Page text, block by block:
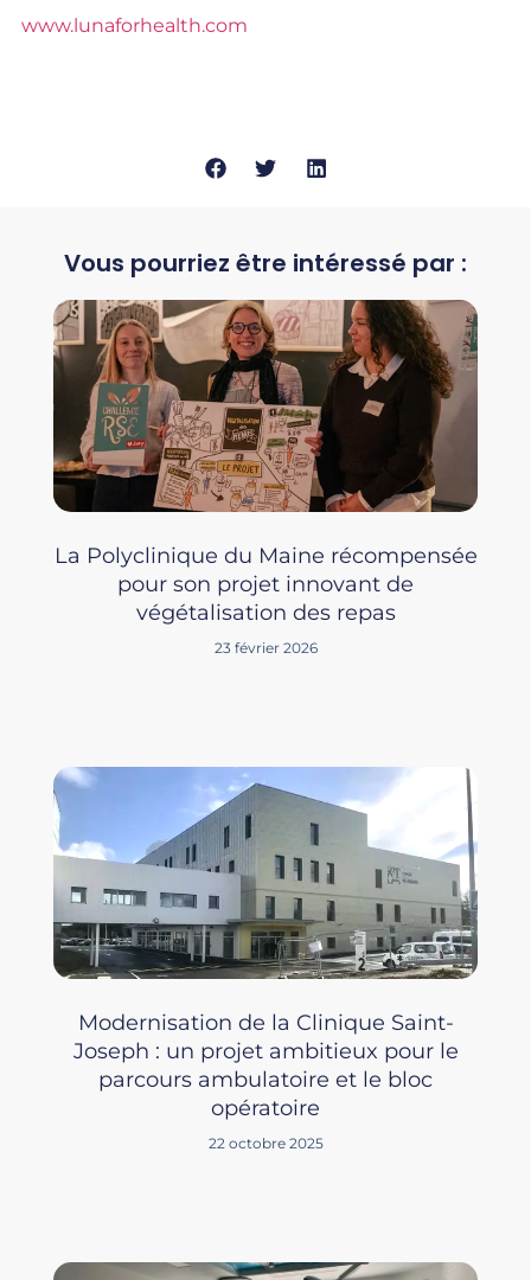
www.lunaforhealth.com
Vous pourriez être intéressé par :
La Polyclinique du Maine récompensée
pour son projet innovant de
végétalisation des repas
23 février 2026
Modernisation de la Clinique Saint-
Joseph : un projet ambitieux pour le
parcours ambulatoire et le bloc
opératoire
22 octobre 2025